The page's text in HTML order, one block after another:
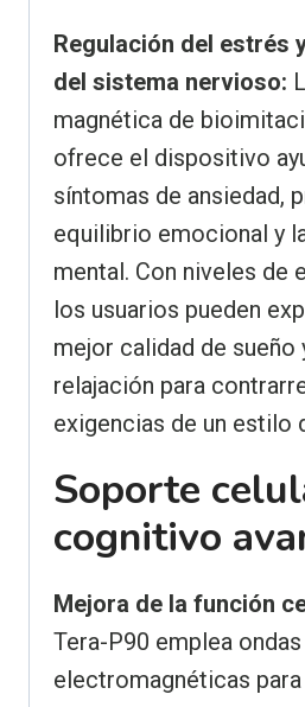
Regulación del estrés
del sistema nervioso:
magnética de
ofrece el dispositivo
síntomas de ansiedad,
equilibrio emocional y
mental. Con niveles de
los usuarios pueden
mejor calidad de sueño
relajación para
exigencias de un estilo
Soporte
cognitivo
Mejora de la función
Tera-P90 emplea ondas
electromagnéticas